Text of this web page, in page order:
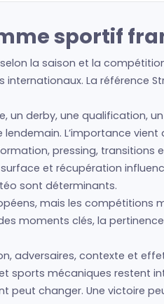
sportif
la saison et la
La référence
un derby, une qualification,
L’importance
pressing,
et récupération
sont déterminants.
mais les compétitions
moments clés, la
adversaires, contexte et
sports mécaniques restent
peut changer. Une victoire